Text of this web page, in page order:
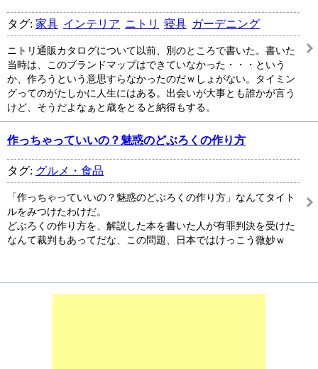
タグ: 家具 インテリア ニトリ 寝具 ガーデニング
ニトリ通販カタログについて以前、別のところで書いた。書いた
当時は、このブランドマップはできていなかった・・・という
か、作ろうという意思すらなかったのだｗしょがない。タイミン
グってのがたしかに人生にはある。出会いが大事とも誰かが言う
けど、そうだよなぁと歳をとると納得もする。
作っちゃっていいの？魅惑のどぶろくの作り方
タグ: グルメ・食品
「作っちゃっていいの？魅惑のどぶろくの作り方」なんてタイト
ルをみつけたわけだ。
どぶろくの作り方を、解説した本を書いた人が有罪判決を受けた
なんて裁判もあってだな、この問題、日本ではけっこう微妙ｗ